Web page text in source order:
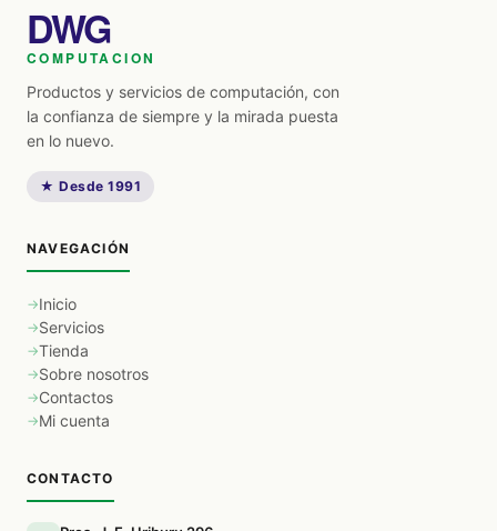
DWG
COMPUTACION
Productos y servicios de computación, con
la confianza de siempre y la mirada puesta
en lo nuevo.
★ Desde 1991
NAVEGACIÓN
Inicio
Servicios
Tienda
Sobre nosotros
Contactos
Mi cuenta
CONTACTO